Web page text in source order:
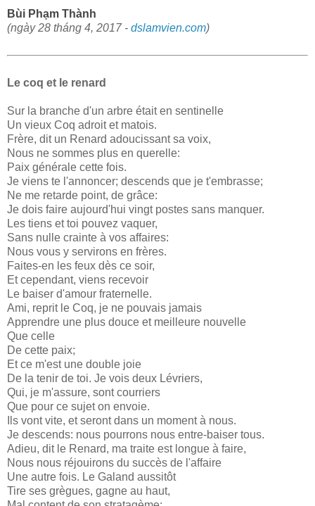
Bùi Phạm Thành
(ngày 28 tháng 4, 2017 - dslamvien.com)
Le coq et le renard
Sur la branche d'un arbre était en sentinelle
Un vieux Coq adroit et matois.
Frère, dit un Renard adoucissant sa voix,
Nous ne sommes plus en querelle:
Paix générale cette fois.
Je viens te l'annoncer; descends que je t'embrasse;
Ne me retarde point, de grâce:
Je dois faire aujourd'hui vingt postes sans manquer.
Les tiens et toi pouvez vaquer,
Sans nulle crainte à vos affaires:
Nous vous y servirons en frères.
Faites-en les feux dès ce soir,
Et cependant, viens recevoir
Le baiser d'amour fraternelle.
Ami, reprit le Coq, je ne pouvais jamais
Apprendre une plus douce et meilleure nouvelle
Que celle
De cette paix;
Et ce m'est une double joie
De la tenir de toi. Je vois deux Lévriers,
Qui, je m'assure, sont courriers
Que pour ce sujet on envoie.
Ils vont vite, et seront dans un moment à nous.
Je descends: nous pourrons nous entre-baiser tous.
Adieu, dit le Renard, ma traite est longue à faire,
Nous nous réjouirons du succès de l'affaire
Une autre fois. Le Galand aussitôt
Tire ses grègues, gagne au haut,